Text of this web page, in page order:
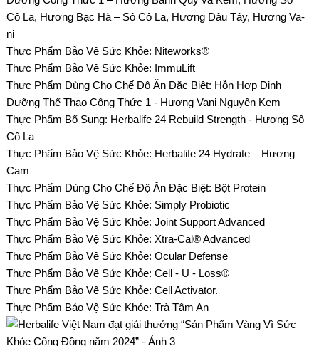
Cô La, Hương Bạc Hà – Sô Cô La, Hương Dâu Tây, Hương Va-
ni
Thực Phẩm Bảo Vệ Sức Khỏe: Niteworks®
Thực Phẩm Bảo Vệ Sức Khỏe: ImmuLift
Thực Phẩm Dùng Cho Chế Độ Ăn Đặc Biệt: Hỗn Hợp Dinh
Dưỡng Thể Thao Công Thức 1 - Hương Vani Nguyên Kem
Thực Phẩm Bổ Sung: Herbalife 24 Rebuild Strength - Hương Sô
Cô La
Thực Phẩm Bảo Vệ Sức Khỏe: Herbalife 24 Hydrate – Hương
Cam
Thực Phẩm Dùng Cho Chế Độ Ăn Đặc Biệt: Bột Protein
Thực Phẩm Bảo Vệ Sức Khỏe: Simply Probiotic
Thực Phẩm Bảo Vệ Sức Khỏe: Joint Support Advanced
Thực Phẩm Bảo Vệ Sức Khỏe: Xtra-Cal® Advanced
Thực Phẩm Bảo Vệ Sức Khỏe: Ocular Defense
Thực Phẩm Bảo Vệ Sức Khỏe: Cell - U - Loss®
Thực Phẩm Bảo Vệ Sức Khỏe: Cell Activator.
Thực Phẩm Bảo Vệ Sức Khỏe: Trà Tâm An